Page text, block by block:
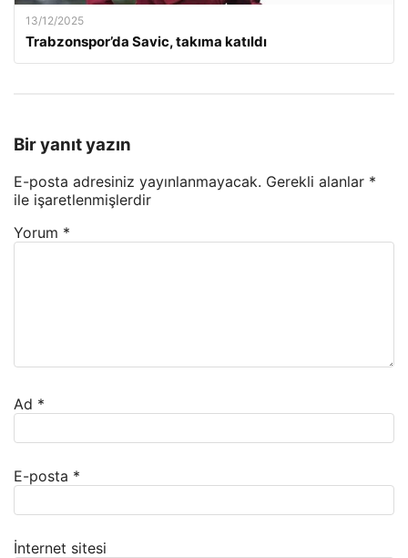
13/12/2025
Trabzonspor’da Savic, takıma katıldı
Bir yanıt yazın
E-posta adresiniz yayınlanmayacak. Gerekli alanlar *
ile işaretlenmişlerdir
Yorum *
Ad *
E-posta *
İnternet sitesi